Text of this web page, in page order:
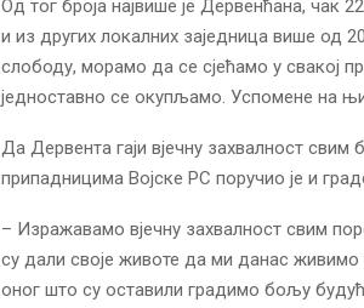
Од тог броја највише је Дервенћана, чак
и из других локалних заједница више од
слободу, морамо да се сјећамо у свакој
једноставно се окупљамо. Успомене на
Да Дервента гаји вјечну захвалност
припадницима Војске РС поручио је и
– Изражавамо вјечну захвалност свим
су дали своје животе да ми данас
оног што су оставили градимо бољу